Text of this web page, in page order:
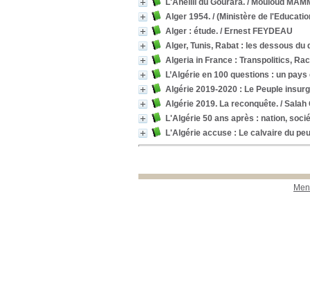
L'Ahellil du Gourara. / Mouloud
Alger 1954. / (Ministère de
Alger : étude. / Ernest FEYDEAU
Alger, Tunis, Rabat : les dessous du
Algeria in France : Transpolitics,
L’Algérie en 100 questions : un
Algérie 2019-2020 : Le Peuple
Algérie 2019. La reconquête. / Salah
L'Algérie 50 ans après : nation,
L'Algérie accuse : Le calvaire du